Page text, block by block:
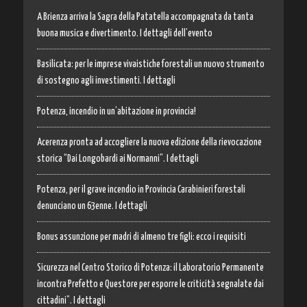
A Brienza arriva la Sagra della Patatella accompagnata da tanta
buona musica e divertimento. I dettagli dell’evento
Basilicata: per le imprese vivaistiche forestali un nuovo strumento
di sostegno agli investimenti. I dettagli
Potenza, incendio in un’abitazione in provincia!
Acerenza pronta ad accogliere la nuova edizione della rievocazione
storica “Dai Longobardi ai Normanni”. I dettagli
Potenza, per il grave incendio in Provincia Carabinieri forestali
denunciano un 63enne. I dettagli
Bonus assunzione per madri di almeno tre figli: ecco i requisiti
Sicurezza nel Centro Storico di Potenza: il Laboratorio Permanente
incontra Prefetto e Questore per esporre le criticità segnalate dai
cittadini”. I dettagli